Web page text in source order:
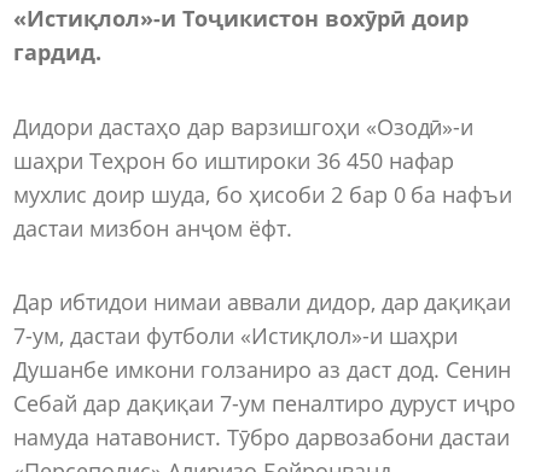
«Истиқлол»-и Тоҷикистон вохӯрӣ доир
гардид.
Дидори дастаҳо дар варзишгоҳи «Озодӣ»-и
шаҳри Теҳрон бо иштироки 36 450 нафар
мухлис доир шуда, бо ҳисоби 2 бар 0 ба нафъи
дастаи мизбон анҷом ёфт.
Дар ибтидои нимаи аввали дидор, дар дақиқаи
7-ум, дастаи футболи «Истиқлол»-и шаҳри
Душанбе имкони голзаниро аз даст дод. Сенин
Себай дар дақиқаи 7-ум пеналтиро дуруст иҷро
намуда натавонист. Тӯбро дарвозабони дастаи